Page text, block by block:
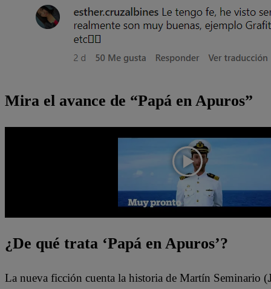
Mira el avance de “Papá en Apuros”
¿De qué trata ‘Papá en Apuros’?
La nueva ficción cuenta la historia de Martín Seminario (